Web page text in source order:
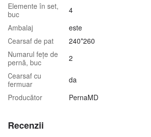
Elemente în set,
buc
4
Аmbalaj
este
Сearsaf de pat
240*260
Numarul fețe de
pernă, buc
2
Сearsaf cu
fermuar
da
Producător
PernaMD
Recenzii